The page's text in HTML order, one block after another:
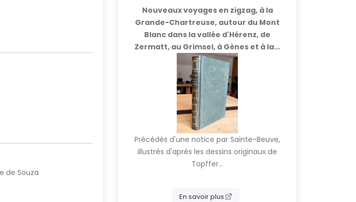
de Souza
Nouveaux voyages en zigzag, à la
Grande-Chartreuse, autour du Mont
Blanc dans la vallée d'Hérenz, de
Zermatt, au Grimsel, à Gènes et à la...
Précédés d'une notice par Sainte-Beuve,
illustrés d'après les dessins originaux de
Topffer...
En savoir plus